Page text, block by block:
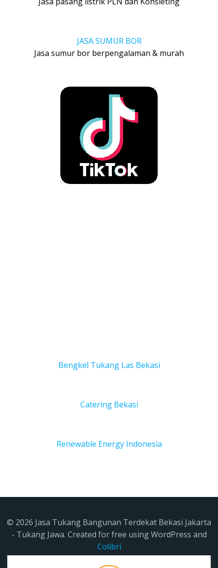
JASA SUMUR BOR
Jasa sumur bor berpengalaman & murah
Bengkel Tukang Las Bekasi
Catering Bekasi
Renewable Energy Indonesia
© 2026 Jasa Tukang Bangunan Terdekat Bekasi Jakarta
- Tukang Jawa. Created for free using WordPress and
Colibri